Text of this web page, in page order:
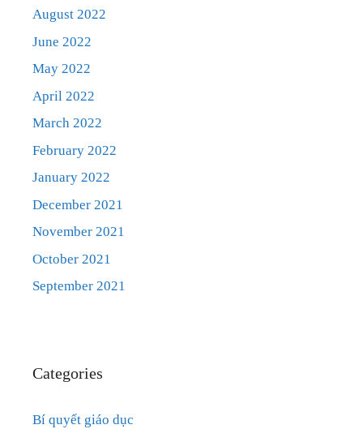
August 2022
June 2022
May 2022
April 2022
March 2022
February 2022
January 2022
December 2021
November 2021
October 2021
September 2021
Categories
Bí quyết giáo dục